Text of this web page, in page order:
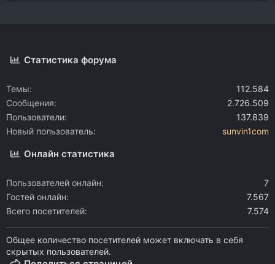
Статистика форума
Темы
112.584
Сообщения
2.726.509
Пользователи
137.839
Новый пользователь
sunvin1com
Онлайн статистика
Пользователей онлайн
7
Гостей онлайн
7.567
Всего посетителей
7.574
Общее количество посетителей может включать в себя
скрытых пользователей.